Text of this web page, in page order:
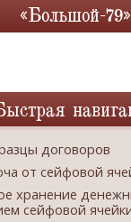
«Большой-79»
договоров
от сейфовой
хранение
сейфовой